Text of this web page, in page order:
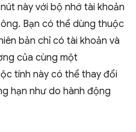
này với bộ nhớ tài khoản
Bạn có thể dùng thuộc
bản chỉ có tài khoản và
của cùng một
tính này có thể thay đổi
hạn như do hành động